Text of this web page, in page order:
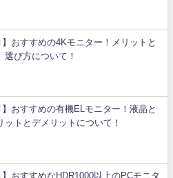
】おすすめの4Kモニター！メリットと
選び方について！
】おすすめの有機ELモニター！液晶と
ットとデメリットについて！
】おすすめなHDR1000以上のPCモニタ